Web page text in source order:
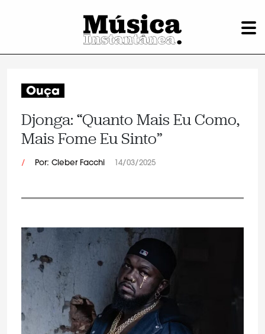
Ouça
Djonga: “Quanto Mais Eu Como,
Mais Fome Eu Sinto”
/ Por: Cleber Facchi 14/03/2025